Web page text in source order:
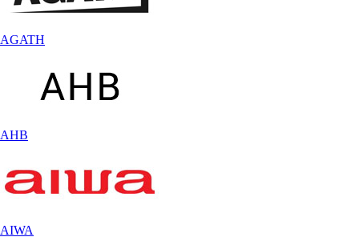
AGATH
AHB
AIWA